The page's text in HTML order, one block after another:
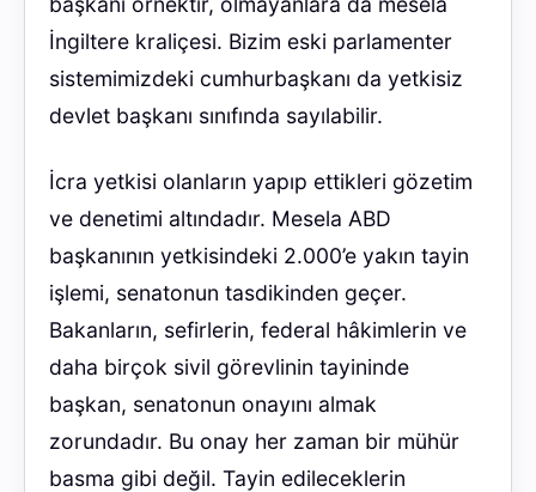
İngiltere kraliçesi. Bizim eski parlamenter
sistemimizdeki cumhurbaşkanı da yetkisiz
devlet başkanı sınıfında sayılabilir.
İcra yetkisi olanların yapıp ettikleri gözetim
ve denetimi altındadır. Mesela ABD
başkanının yetkisindeki 2.000’e yakın tayin
işlemi, senatonun tasdikinden geçer.
Bakanların, sefirlerin, federal hâkimlerin ve
daha birçok sivil görevlinin tayininde
başkan, senatonun onayını almak
zorundadır. Bu onay her zaman bir mühür
basma gibi değil. Tayin edileceklerin